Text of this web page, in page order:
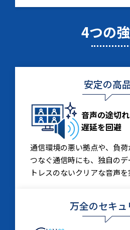
4つの
安定の高
音声の途切
遅延を回避
通信環境の悪い拠点や、負
つなぐ通信時にも、独自の
トレスのないクリアな音声を
万全のセキュ